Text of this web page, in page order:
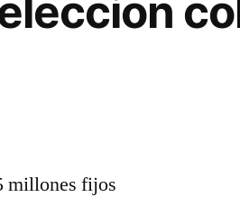
millones fijos